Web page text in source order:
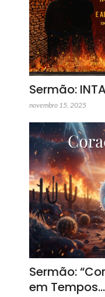
Sermão:
novembro 15, 2025
Sermão:
em